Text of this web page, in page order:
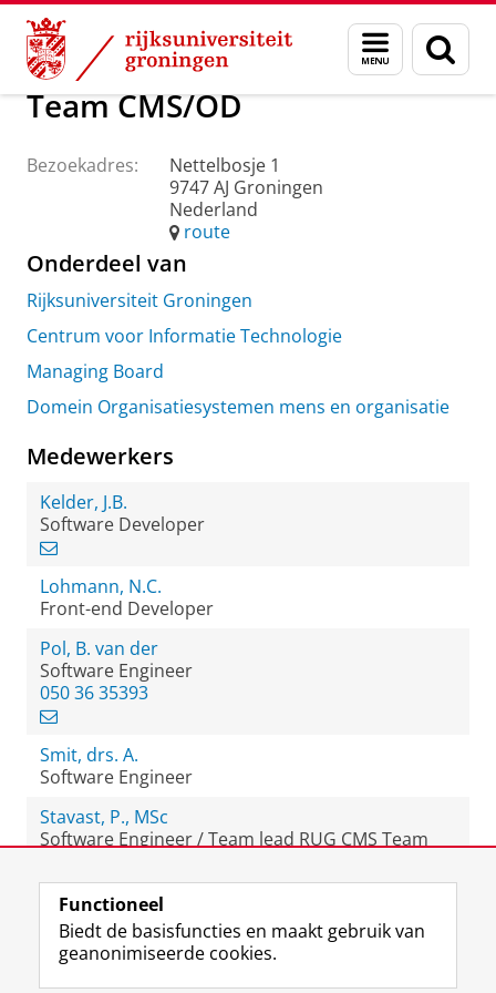
Skip
Content
Skip
Navigation
Menu
en
zoeken
Over ons Praktische zaken Waar vindt u ons
Team CMS/OD
Bezoekadres:
Nettelbosje 1
9747 AJ Groningen
Nederland
route
Onderdeel van
Rijksuniversiteit Groningen
Centrum voor Informatie Technologie
Managing Board
Domein Organisatiesystemen mens en organisatie
Medewerkers
Kelder, J.B.
Software Developer
Lohmann, N.C.
Front-end Developer
Pol, B. van der
Software Engineer
050 36 35393
Smit, drs. A.
Software Engineer
Stavast, P., MSc
Software Engineer / Team lead RUG CMS Team
View this page in:English
Functioneel
Biedt de basisfuncties en maakt gebruik van
geanonimiseerde cookies.